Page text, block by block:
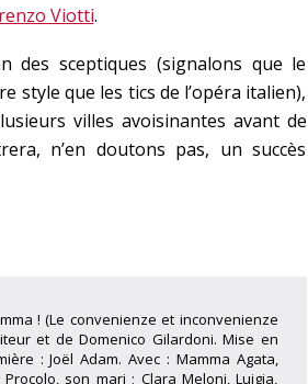
Viotti.
des sceptiques (signalons que le
style que les tics de l’opéra italien),
villes avoisinantes avant de
n’en doutons pas, un succès
! (Le convenienze et inconvenienze
et de Domenico Gilardoni. Mise en
: Joël Adam. Avec : Mamma Agata,
son mari ; Clara Meloni, Luigia,